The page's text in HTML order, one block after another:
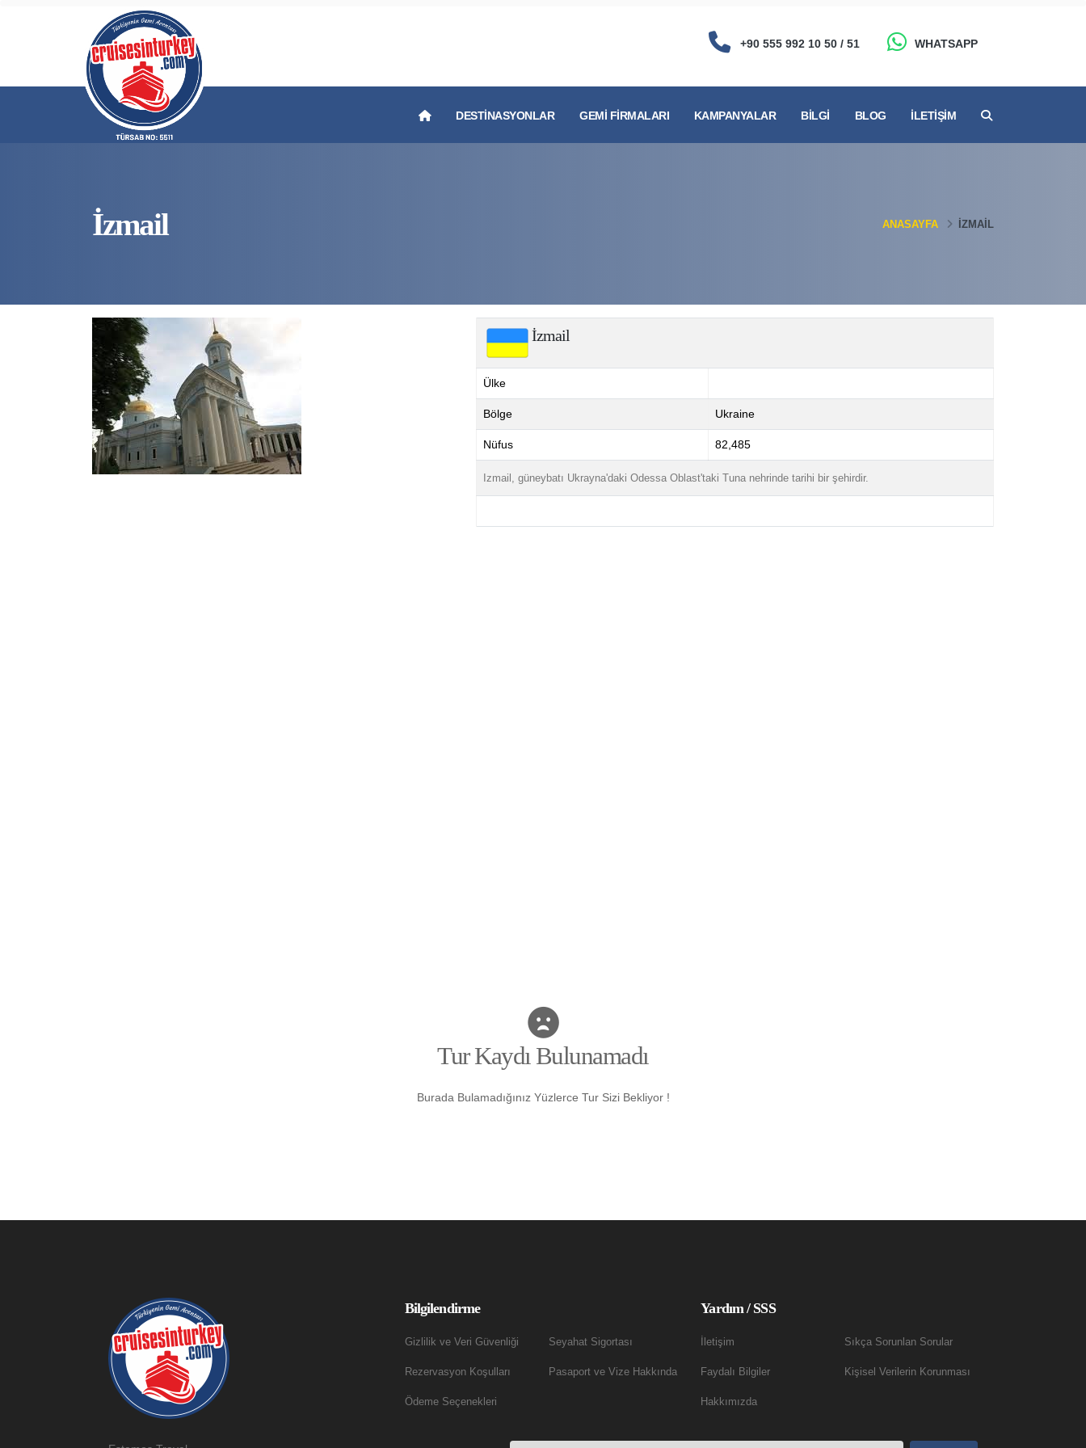
+90 555 992 10 50 / 51 WHATSAPP
DESTINASYONLAR GEMI FIRMALARI KAMPANYALAR BILGI BLOG İLETIŞIM
İzmail ANASAYFA İZMAIL
İzmail
Ülke
Bölge Ukraine
Nüfus 82,485
Izmail, güneybatı Ukrayna'daki Odessa Oblast'taki Tuna nehrinde tarihi bir şehirdir.
Tur Kaydı Bulunamadı
Burada Bulamadığınız Yüzlerce Tur Sizi Bekliyor !
Bilgilendirme
Gizlilik ve Veri Güvenliği
Rezervasyon Koşulları
Ödeme Seçenekleri
Seyahat Sigortası
Pasaport ve Vize Hakkında
Yardım / SSS
İletişim
Faydalı Bilgiler
Hakkımızda
Sıkça Sorunlan Sorular
Kişisel Verilerin Korunması